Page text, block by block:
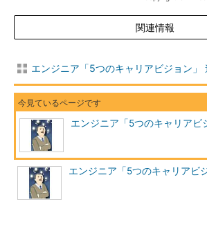
この中で最もハードルが高いのは金融系シ
テム。なぜなら、銀行や証券といった金融
ステム設計などできないからだ。また、ち
では「下火」ともうわさされるERP関連の
もいまだに人気がある。
「確かにERP関連の求人件数は業界的には
火といわれていますが、これから導入しよう
いう企業はたくさんあるので、人材ニーズ
いですね。特にニーズがあるのは、財務会
流、販売、在庫管理などの分野です」
関連情報
エンジニア「5つのキャリアビジョン」
エンジニア「5つのキャリアビ
エンジニア「5つのキャリアビ